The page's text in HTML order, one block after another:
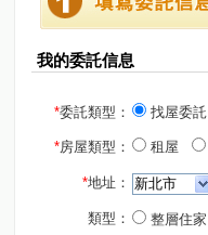
我的委託信息
*委託類型： 找屋委託
*房屋類型： 租屋
*地址：
類型： 整層住家